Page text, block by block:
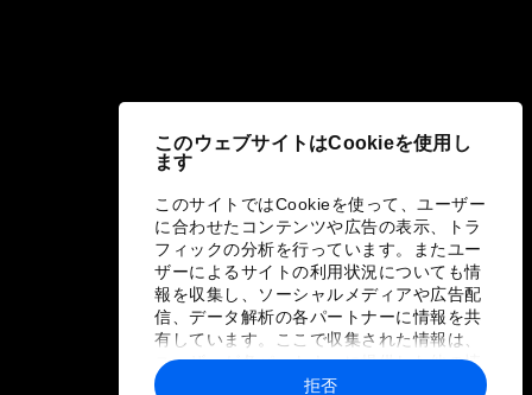
このウェブサイトはCookieを使用し
ます
このサイトではCookieを使って、ユーザー
に合わせたコンテンツや広告の表示、トラ
フィックの分析を行っています。またユー
ザーによるサイトの利用状況についても情
報を収集し、ソーシャルメディアや広告配
信、データ解析の各パートナーに情報を共
有しています。ここで収集された情報は、
ユーザーが各パートナーに提供した他の情
報や各パートナーのサービスを使用した際
拒否